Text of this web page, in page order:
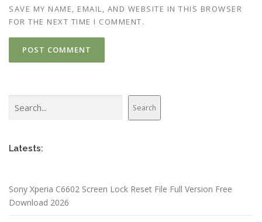
SAVE MY NAME, EMAIL, AND WEBSITE IN THIS BROWSER
FOR THE NEXT TIME I COMMENT.
Search
Latests:
Sony Xperia C6602 Screen Lock Reset File Full Version Free
Download 2026